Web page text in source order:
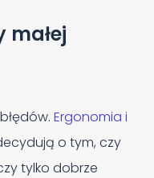
małej
Ergonomia i
o tym, czy
tylko dobrze